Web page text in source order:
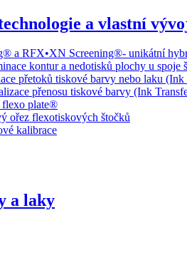
a vlastní
a RFX•XN Screening®- unikátní
kontur a nedotisků plochy u spoje
přetoků tiskové barvy nebo laku
přenosu tiskové barvy (Ink
plate®
ořez flexotiskových štočků
kalibrace
a laky